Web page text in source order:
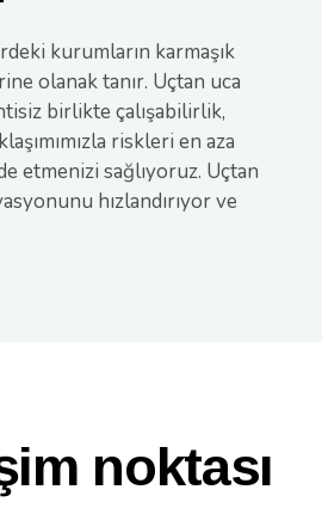
kurumların karmaşık
olanak tanır. Uçtan uca
birlikte çalışabilirlik,
riskleri en aza
etmenizi sağlıyoruz. Uçtan
hızlandırıyor ve
noktası